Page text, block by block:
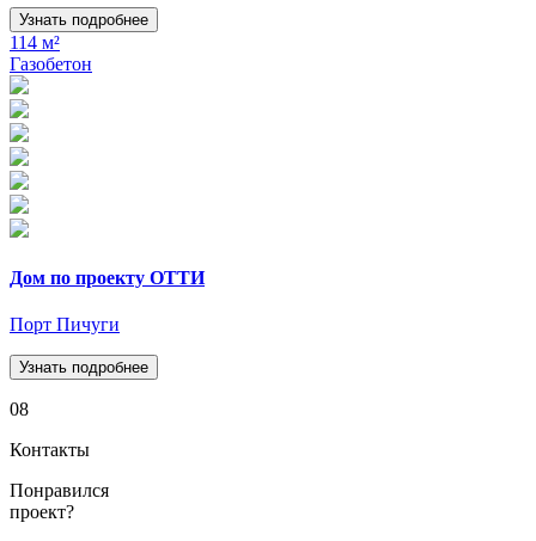
Узнать подробнее
114 м²
Газобетон
Дом по проекту ОТТИ
Порт Пичуги
Узнать подробнее
08
Контакты
Понравился
проект?